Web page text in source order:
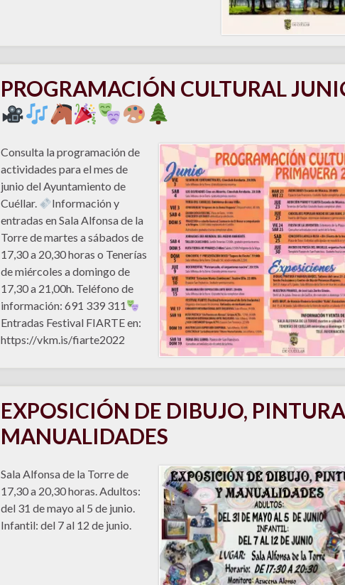
PROGRAMACIÓN CULTURAL
Consulta la programación de
actividades para el mes de
junio del Ayuntamiento de
Cuéllar.
Información y
entradas en Sala Alfonsa de la
Torre de martes a sábados de
17,30 a 20,30 horas o Tenerías
de miércoles a domingo de
17,30 a 21,00h. Teléfono de
información: 691 339 311
Entradas Festival FIARTE en:
https://vkm.is/fiarte2022
EXPOSICIÓN DE DIBUJO,
MANUALIDADES
Sala Alfonsa de la Torre de
17,30 a 20,30 horas. Adultos:
del 31 de mayo al 5 de junio.
Infantil: del 7 al 12 de junio.